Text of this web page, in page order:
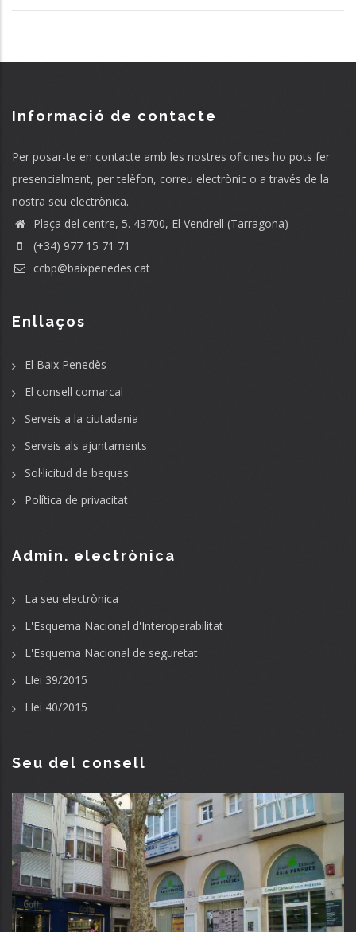
Informació de contacte
Per posar-te en contacte amb les nostres oficines ho pots fer
presencialment, per telèfon, correu electrònic o a través de la
nostra seu electrònica.
Plaça del centre, 5. 43700, El Vendrell (Tarragona)
(+34) 977 15 71 71
ccbp@baixpenedes.cat
Enllaços
El Baix Penedès
El consell comarcal
Serveis a la ciutadania
Serveis als ajuntaments
Sol·licitud de beques
Política de privacitat
Admin. electrònica
La seu electrònica
L'Esquema Nacional d'Interoperabilitat
L'Esquema Nacional de seguretat
Llei 39/2015
Llei 40/2015
Seu del consell